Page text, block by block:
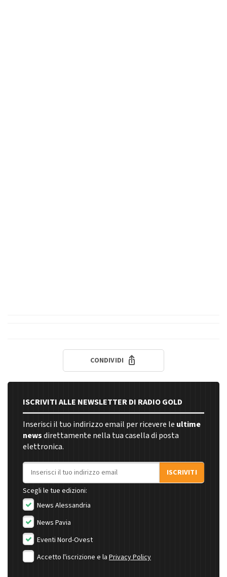
CONDIVIDI
ISCRIVITI ALLE NEWSLETTER DI RADIO GOLD
Inserisci il tuo indirizzo email per ricevere le ultime
newsdirettamente nella tua casella di posta
elettronica.
Indirizzo email
ISCRIVITI
Scegli le tue edizioni:
News Alessandria
News Pavia
Eventi Nord-Ovest
Accetto l'iscrizione e la Privacy Policy